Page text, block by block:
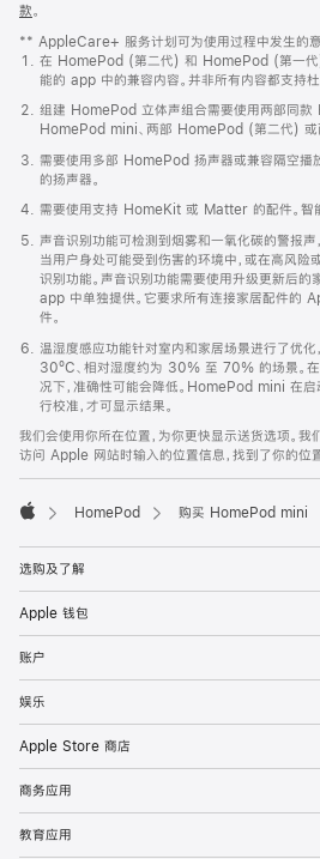
款。
窗
口
中
打
开)
** AppleCare+ 服务计划可为使用过程中发生的意
在 HomePod (第二代) 和 HomePod (第一代)
能的 app 中的兼容内容。并非所有内容都支持杜
组建 HomePod 立体声组合需要使用两部同款
HomePod mini、两部 HomePod (第二代) 或
需要使用多部 HomePod 扬声器或兼容隔空播
的扬声器。
需要使用支持 HomeKit 或 Matter 的配件。智
声音识别功能可检测到烟雾和一氧化碳的警报声
当用户身处可能受到伤害的环境中，或在高风险
识别功能。声音识别功能需要使用升级更新后的
app 中单独提供。它要求所有连接家居配件的
件。
温湿度感应功能针对室内和家居场景进行了优化
30ºC、相对湿度约为 30% 至 70% 的场景。
况下，准确性可能会降低。HomePod mini 在
行校准，才可显示结果。
我们会使用你所在位置，为你更快显示送货选项。
访问 Apple 网站时输入的位置信息，找到了你的位置
HomePod 购买 HomePod mini
选购及了解
Apple 钱包
账户
娱乐
Apple Store 商店
商务应用
教育应用